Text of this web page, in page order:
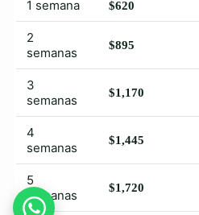
1 semana $620
2
semanas
$895
3
semanas
$1,170
4
semanas
$1,445
5
semanas
$1,720